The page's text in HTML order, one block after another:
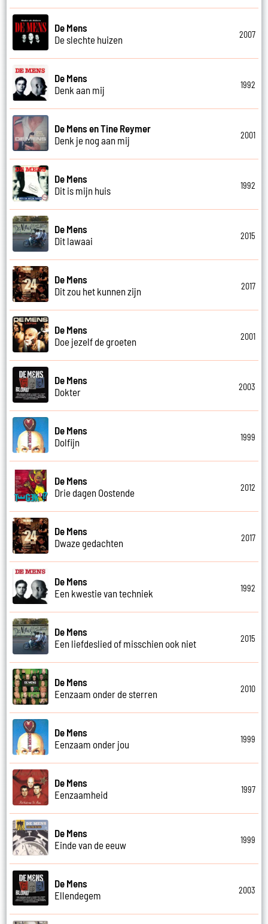
De Mens
De slechte huizen
2007
De Mens
Denk aan mij
1992
De Mens en Tine Reymer
Denk je nog aan mij
2001
De Mens
Dit is mijn huis
1992
De Mens
Dit lawaai
2015
De Mens
Dit zou het kunnen zijn
2017
De Mens
Doe jezelf de groeten
2001
De Mens
Dokter
2003
De Mens
Dolfijn
1999
De Mens
Drie dagen Oostende
2012
De Mens
Dwaze gedachten
2017
De Mens
Een kwestie van techniek
1992
De Mens
Een liefdeslied of misschien ook niet
2015
De Mens
Eenzaam onder de sterren
2010
De Mens
Eenzaam onder jou
1999
De Mens
Eenzaamheid
1997
De Mens
Einde van de eeuw
1999
De Mens
Ellendegem
2003